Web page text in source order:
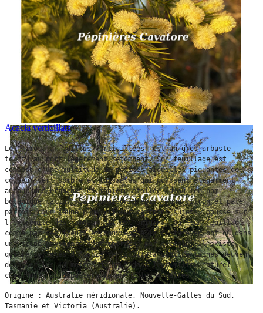
Acacia verticillata
Le "mimosa à feuilles verticillées" est un gros arbuste
touffu au port légèrement retombant. Son feuillage est
composé d'une multitude de petites aiguilles piquantes de
couleur vert sombre et luisantes qui poussent élégamment
autour des branches de manière étoilée (d'où son nom
botanique latin). Sa floraison d'épis jaune citron et pâle,
parfois d'un jaune plus vif sur certains sujets, pousse sur
l’extrémité des rameaux. Il est original par son feuillage
comme par ses fleurs et convient à la culture en pot où dans
une scène paysagère contemporaine par exemple. Il existe
quatre variétés d'Acacia verticillata dont certaines peuvent
dépasser les 10 mètres de haut dans leur milieu naturel ;
chez nous, il dépassera rarement les 4 mètres.
Origine : Australie méridionale, Nouvelle-Galles du Sud,
Tasmanie et Victoria (Australie).